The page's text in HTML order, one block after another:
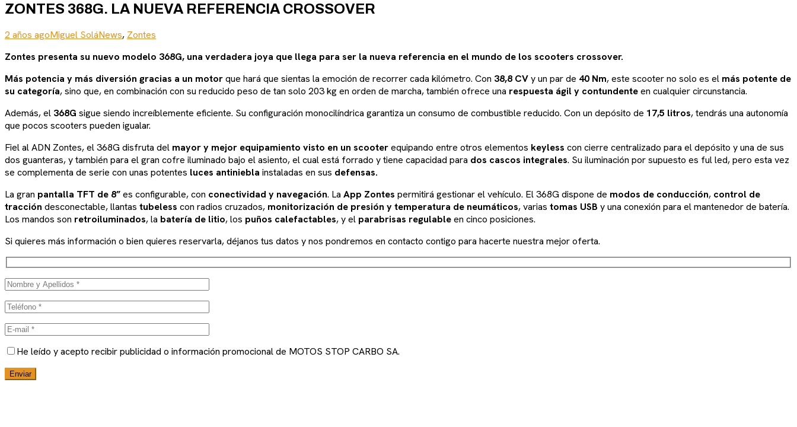
ZONTES 368G. LA NUEVA REFERENCIA CROSSOVER
2 años agoMiguel SoláNews, Zontes
Zontes presenta su nuevo modelo 368G, una verdadera joya que llega para ser la nueva referencia en el mundo de los scooters crossover.
Más potencia y más diversión gracias a un motorque hará que sientas la emoción de recorrer cada kilómetro. Con 38,8 CVy un par de 40 Nm, este scooter no solo es el más potente de
su categoría, sino que, en combinación con su reducido peso de tan solo 203 kg en orden de marcha, también ofrece una respuesta ágil y contundenteen cualquier circunstancia.
Además, el 368G sigue siendo increíblemente eficiente. Su configuración monocilíndrica garantiza un consumo de combustible reducido. Con un depósito de 17,5 litros, tendrás una autonomía
que pocos scooters pueden igualar.
Fiel al ADN Zontes, el 368G disfruta del mayor y mejor equipamiento visto en un scooterequipando entre otros elementos keyless con cierre centralizado para el depósito y una de sus
dos guanteras, y también para el gran cofre iluminado bajo el asiento, el cual está forrado y tiene capacidad para dos cascos integrales. Su iluminación por supuesto es ful led, pero esta vez
se complementa de serie con unas potentes luces antiniebla instaladas en sus defensas.
La gran pantalla TFT de 8”es configurable, con conectividad y navegación. La App Zontes permitirá gestionar el vehículo. El 368G dispone de modos de conducción, control de
tracción desconectable, llantas tubeless con radios cruzados, monitorización de presión y temperatura de neumáticos, varias tomas USB y una conexión para el mantenedor de batería.
Los mandos son retroiluminados, la batería de litio, los puños calefactables, y el parabrisas regulableen cinco posiciones.
Si quieres más información o bien quieres reservarla, déjanos tus datos y nos pondremos en contacto contigo para hacerte nuestra mejor oferta.
He leído y acepto recibir publicidad o información promocional de MOTOS STOP CARBO SA.